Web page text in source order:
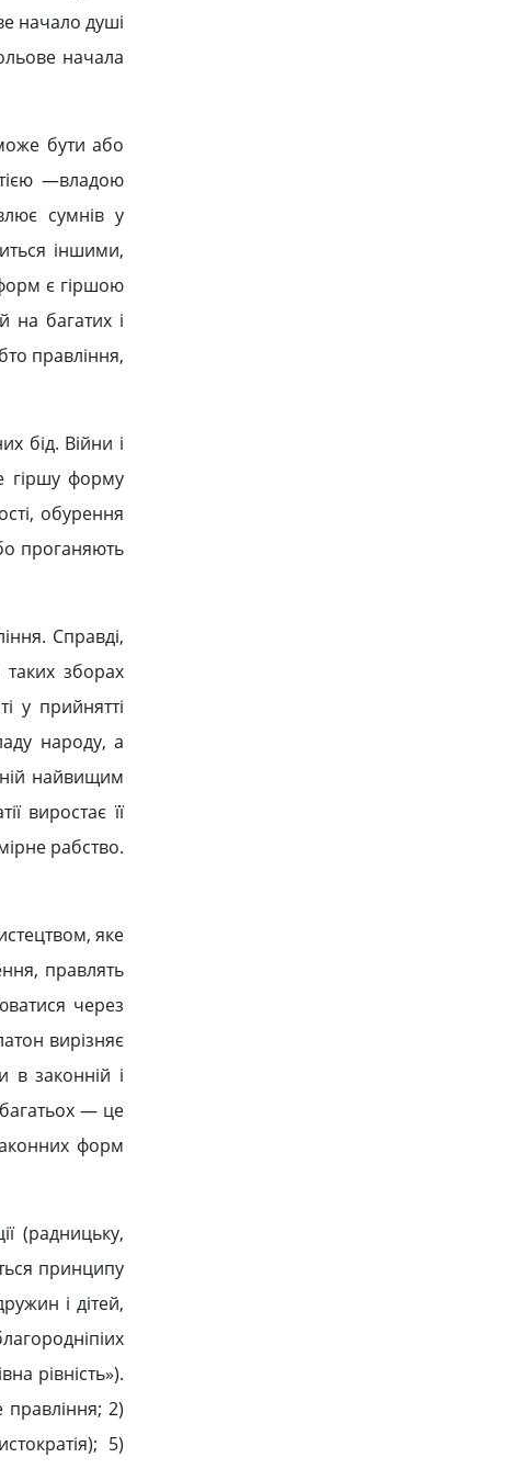
начало душі
начала
бути або
—владою
сумнів у
іншими,
є гіршою
на багатих і
правління,
бід. Війни і
гіршу форму
обурення
проганяють
Справді,
зборах
у прийнятті
народу, а
найвищим
виростає її
рабство.
яке
правлять
через
вирізняє
в законній і
— це
форм
(радницьку,
принципу
і дітей,
рівність»).
2)
5)